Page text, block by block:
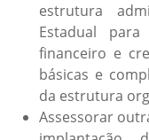
estrutura
Estadual
financeiro e
básicas e
da estrutura
Assessorar